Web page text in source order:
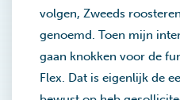
volgen, Zweeds
genoemd. Toen mijn
gaan knokken voor de
Flex. Dat is eigenlijk de